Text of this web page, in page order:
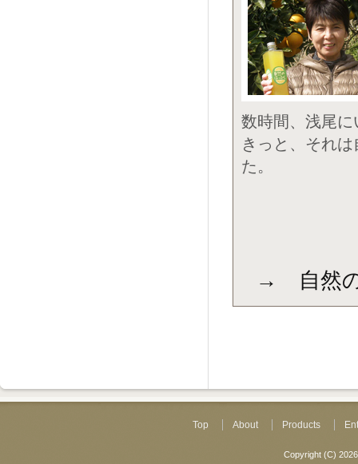
数時間、浅尾
きっと、それ
た。
→ 自然の
Top About Products
Copyright (C)